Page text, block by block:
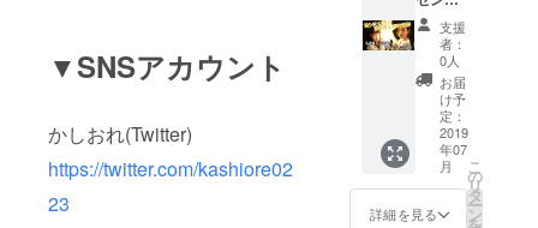
▼SNSアカウント
かしおれ(Twitter)
https://twitter.com/kashiore02
23
・お礼
動画支援
者：
0人
お届
け予
定：
2019
年07
月
詳細を見る
こ
の
リ
タ
ー
ン
を